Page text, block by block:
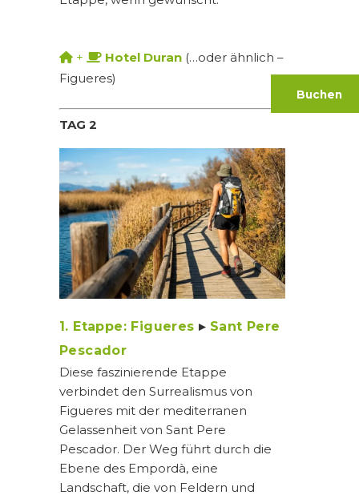
Buchen
+ Hotel Duran (…oder ähnlich –
Figueres)
TAG 2
1. Etappe: Figueres ▸Sant Pere
Pescador
Diese faszinierende Etappe
verbindet den Surrealismus von
Figueres mit der mediterranen
Gelassenheit von Sant Pere
Pescador. Der Weg führt durch die
Ebene des Empordà, eine
Landschaft, die von Feldern und